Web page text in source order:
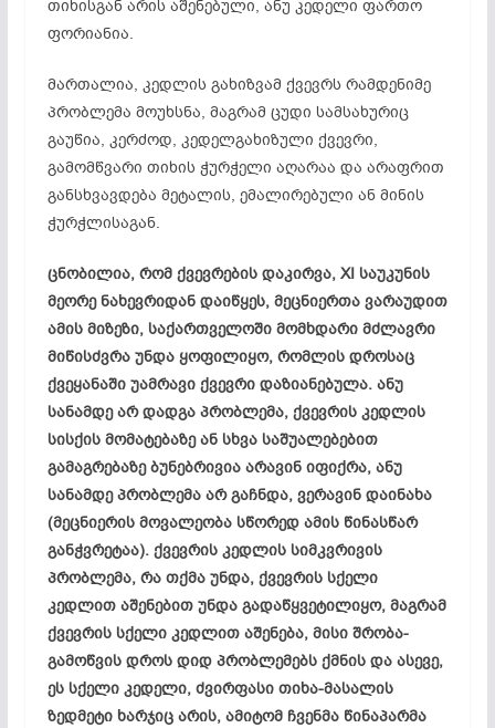
თიხისგან არის აშენებული, ანუ კედელი ფართო
ფორიანია.
მართალია, კედლის გახიზვამ ქვევრს რამდენიმე
პრობლემა მოუხსნა, მაგრამ ცუდი სამსახურიც
გაუწია, კერძოდ, კედელგახიზული ქვევრი,
გამომწვარი თიხის ჭურჭელი აღარაა და არაფრით
განსხვავდება მეტალის, ემალირებული ან მინის
ჭურჭლისაგან.
ცნობილია, რომ ქვევრების დაკირვა, XI საუკუნის
მეორე ნახევრიდან დაიწყეს, მეცნიერთა ვარაუდით
ამის მიზეზი, საქართველოში მომხდარი მძლავრი
მიწისძვრა უნდა ყოფილიყო, რომლის დროსაც
ქვეყანაში უამრავი ქვევრი დაზიანებულა. ანუ
სანამდე არ დადგა პრობლემა, ქვევრის კედლის
სისქის მომატებაზე ან სხვა საშუალებებით
გამაგრებაზე ბუნებრივია არავინ იფიქრა, ანუ
სანამდე პრობლემა არ გაჩნდა, ვერავინ დაინახა
(მეცნიერის მოვალეობა სწორედ ამის წინასწარ
განჭვრეტაა). ქვევრის კედლის სიმკვრივის
პრობლემა, რა თქმა უნდა, ქვევრის სქელი
კედლით აშენებით უნდა გადაწყვეტილიყო, მაგრამ
ქვევრის სქელი კედლით აშენება, მისი შრობა-
გამოწვისდროს დიდ პრობლემებს ქმნის და ასევე,
ეს სქელი კედელი, ძვირფასი თიხა-მასალის
ზედმეტი ხარჯიც არის, ამიტომ ჩვენმა წინაპარმა